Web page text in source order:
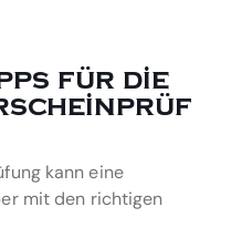
für die
kann eine
mit den richtigen